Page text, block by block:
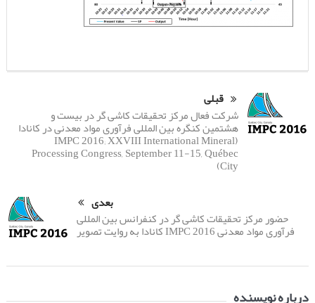
قبلی
شرکت فعال مرکز تحقیقات کاشی گر در بیست و
هشتمین کنگره بین المللی فرآوری مواد معدنی در کانادا
(IMPC 2016; XXVIII International Mineral
Processing Congress, September 11-15, Québec
City)
بعدی
حضور مرکز تحقیقات کاشی گر در کنفرانس بین المللی
فرآوری مواد معدنی IMPC 2016 کانادا به روایت تصویر
درباره نویسنده